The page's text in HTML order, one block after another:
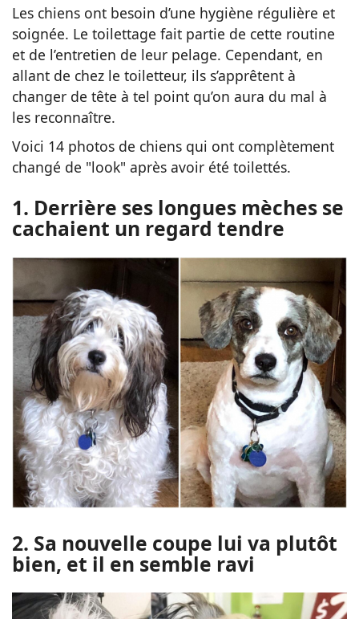
Les chiens ont besoin d’une hygiène régulière et
soignée. Le toilettage fait partie de cette routine
et de l’entretien de leur pelage. Cependant, en
allant de chez le toiletteur, ils s’apprêtent à
changer de tête à tel point qu’on aura du mal à
les reconnaître.
Voici 14 photos de chiens qui ont complètement
changé de "look" après avoir été toilettés.
1. Derrière ses longues mèches se
cachaient un regard tendre
2. Sa nouvelle coupe lui va plutôt
bien, et il en semble ravi